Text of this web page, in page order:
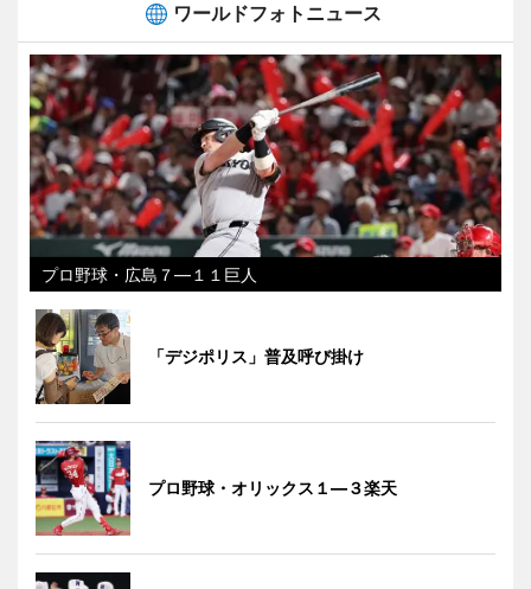
ワールドフォトニュース
プロ野球・広島７―１１巨人
「デジポリス」普及呼び掛け
プロ野球・オリックス１―３楽天